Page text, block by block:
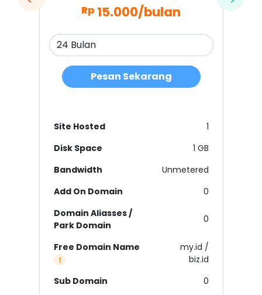
Rp 15.000/bulan
Pesan Sekarang
Site Hosted
1
Disk Space
1 GB
Bandwidth
Unmetered
Add On Domain
0
Domain Aliasses /
Park Domain
0
Free Domain Name
my.id /
biz.id
Sub Domain
0